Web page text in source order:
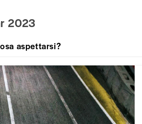
2023
aspettarsi?